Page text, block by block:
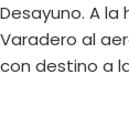
Desayuno. A
Varadero al
con destino a